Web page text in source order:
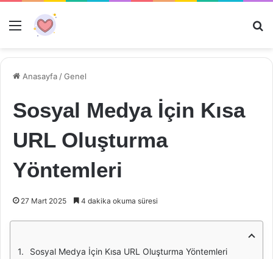
Menü
Anasayfa /Genel
Sosyal Medya İçin Kısa
URL Oluşturma
Yöntemleri
27 Mart 2025 4 dakika okuma süresi
Sosyal Medya İçin Kısa URL Oluşturma Yöntemleri